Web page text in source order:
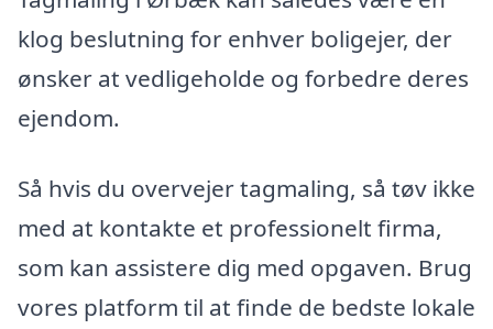
klog beslutning for enhver boligejer, der
ønsker at vedligeholde og forbedre deres
ejendom.
Så hvis du overvejer tagmaling, så tøv ikke
med at kontakte et professionelt firma,
som kan assistere dig med opgaven. Brug
vores platform til at finde de bedste lokale